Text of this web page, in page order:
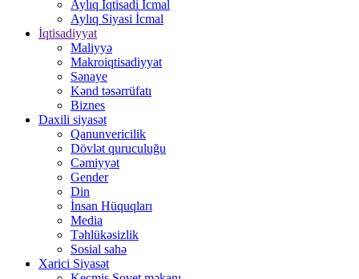
Aylıq İqtisadi İcmal
Aylıq Siyasi İcmal
İqtisadiyyat
Maliyyə
Makroiqtisadiyyat
Sənaye
Kənd təsərrüfatı
Biznes
Daxili siyasət
Qanunvericilik
Dövlət quruculuğu
Cəmiyyət
Gender
Din
İnsan Hüquqları
Media
Təhlükəsizlik
Sosial sahə
Xarici Siyasət